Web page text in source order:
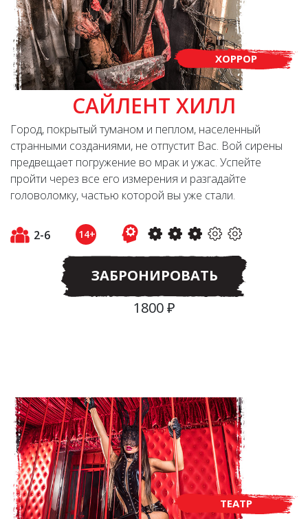
ХОРРОР
САЙЛЕНТ ХИЛЛ
Город, покрытый туманом и пеплом, населенный
странными созданиями, не отпустит Вас. Вой сирены
предвещает погружение во мрак и ужас. Успейте
пройти через все его измерения и разгадайте
головоломку, частью которой вы уже стали.
2-6 14+
ЗАБРОНИРОВАТЬ
1800 ₽
ТЕАТР